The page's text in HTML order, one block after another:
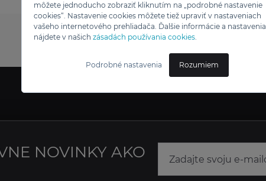
môžete jednoducho zobraziť kliknutím na „podrobné nastavenie
cookies“. Nastavenie cookies môžete tiež upraviť v nastaveniach
vašeho internetového prehliadača. Ďalšie informácie a nastavenia
nájdete v našich zásadách používania cookies.
Podrobné nastavenia Rozumiem
NOVINKY AKO